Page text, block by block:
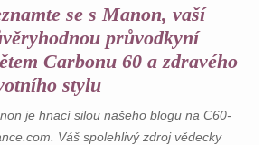
se s Manon, vaší
průvodkyní
Carbonu 60 a zdravého
stylu
je hnací silou našeho blogu na C60-
Váš spolehlivý zdroj vědecky